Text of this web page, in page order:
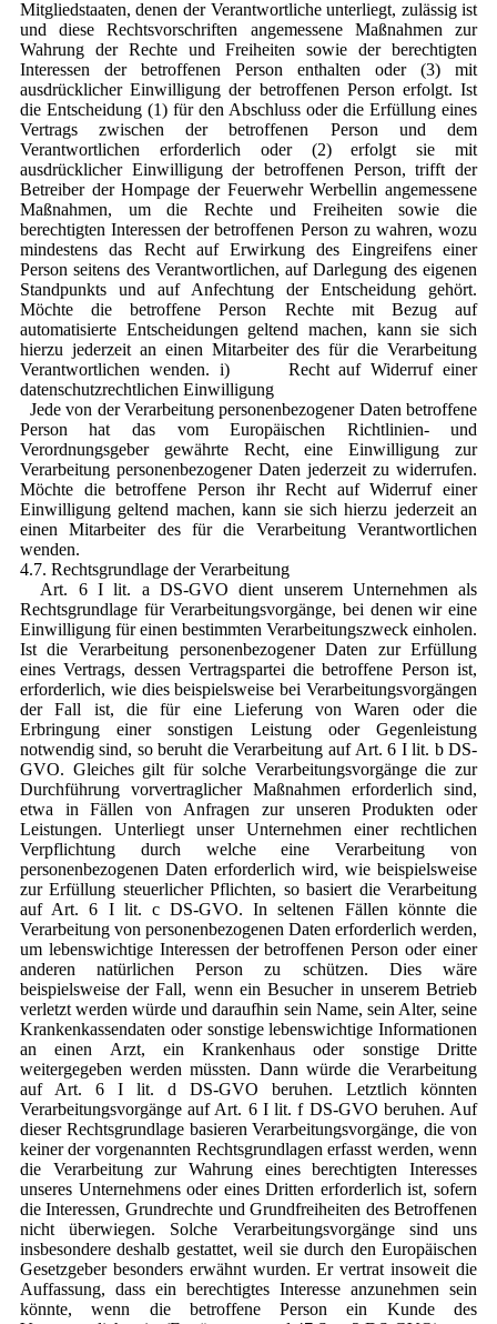
Mitgliedstaaten, denen der Verantwortliche unterliegt, zulässig ist
und diese Rechtsvorschriften angemessene Maßnahmen zur
Wahrung der Rechte und Freiheiten sowie der berechtigten
Interessen der betroffenen Person enthalten oder (3) mit
ausdrücklicher Einwilligung der betroffenen Person erfolgt. Ist
die Entscheidung (1) für den Abschluss oder die Erfüllung eines
Vertrags zwischen der betroffenen Person und dem
Verantwortlichen erforderlich oder (2) erfolgt sie mit
ausdrücklicher Einwilligung der betroffenen Person, trifft der
Betreiber der Hompage der Feuerwehr Werbellin angemessene
Maßnahmen, um die Rechte und Freiheiten sowie die
berechtigten Interessen der betroffenen Person zu wahren, wozu
mindestens das Recht auf Erwirkung des Eingreifens einer
Person seitens des Verantwortlichen, auf Darlegung des eigenen
Standpunkts und auf Anfechtung der Entscheidung gehört.
Möchte die betroffene Person Rechte mit Bezug auf
automatisierte Entscheidungen geltend machen, kann sie sich
hierzu jederzeit an einen Mitarbeiter des für die Verarbeitung
Verantwortlichen wenden. i) Recht auf Widerruf einer
datenschutzrechtlichen Einwilligung
Jede von der Verarbeitung personenbezogener Daten betroffene
Person hat das vom Europäischen Richtlinien- und
Verordnungsgeber gewährte Recht, eine Einwilligung zur
Verarbeitung personenbezogener Daten jederzeit zu widerrufen.
Möchte die betroffene Person ihr Recht auf Widerruf einer
Einwilligung geltend machen, kann sie sich hierzu jederzeit an
einen Mitarbeiter des für die Verarbeitung Verantwortlichen
wenden.
4.7. Rechtsgrundlage der Verarbeitung
Art. 6 I lit. a DS-GVO dient unserem Unternehmen als
Rechtsgrundlage für Verarbeitungsvorgänge, bei denen wir eine
Einwilligung für einen bestimmten Verarbeitungszweck einholen.
Ist die Verarbeitung personenbezogener Daten zur Erfüllung
eines Vertrags, dessen Vertragspartei die betroffene Person ist,
erforderlich, wie dies beispielsweise bei Verarbeitungsvorgängen
der Fall ist, die für eine Lieferung von Waren oder die
Erbringung einer sonstigen Leistung oder Gegenleistung
notwendig sind, so beruht die Verarbeitung auf Art. 6 I lit. b DS-
GVO. Gleiches gilt für solche Verarbeitungsvorgänge die zur
Durchführung vorvertraglicher Maßnahmen erforderlich sind,
etwa in Fällen von Anfragen zur unseren Produkten oder
Leistungen. Unterliegt unser Unternehmen einer rechtlichen
Verpflichtung durch welche eine Verarbeitung von
personenbezogenen Daten erforderlich wird, wie beispielsweise
zur Erfüllung steuerlicher Pflichten, so basiert die Verarbeitung
auf Art. 6 I lit. c DS-GVO. In seltenen Fällen könnte die
Verarbeitung von personenbezogenen Daten erforderlich werden,
um lebenswichtige Interessen der betroffenen Person oder einer
anderen natürlichen Person zu schützen. Dies wäre
beispielsweise der Fall, wenn ein Besucher in unserem Betrieb
verletzt werden würde und daraufhin sein Name, sein Alter, seine
Krankenkassendaten oder sonstige lebenswichtige Informationen
an einen Arzt, ein Krankenhaus oder sonstige Dritte
weitergegeben werden müssten. Dann würde die Verarbeitung
auf Art. 6 I lit. d DS-GVO beruhen. Letztlich könnten
Verarbeitungsvorgänge auf Art. 6 I lit. f DS-GVO beruhen. Auf
dieser Rechtsgrundlage basieren Verarbeitungsvorgänge, die von
keiner der vorgenannten Rechtsgrundlagen erfasst werden, wenn
die Verarbeitung zur Wahrung eines berechtigten Interesses
unseres Unternehmens oder eines Dritten erforderlich ist, sofern
die Interessen, Grundrechte und Grundfreiheiten des Betroffenen
nicht überwiegen. Solche Verarbeitungsvorgänge sind uns
insbesondere deshalb gestattet, weil sie durch den Europäischen
Gesetzgeber besonders erwähnt wurden. Er vertrat insoweit die
Auffassung, dass ein berechtigtes Interesse anzunehmen sein
könnte, wenn die betroffene Person ein Kunde des